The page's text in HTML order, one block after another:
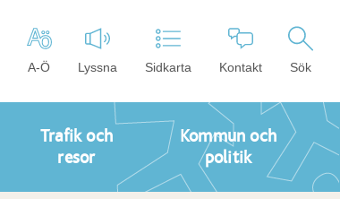
A-Ö Lyssna Sidkarta Kontakt Sök
Trafik och
resor
Kommun och
politik